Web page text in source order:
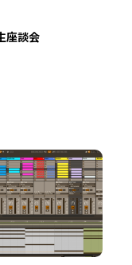
座談会